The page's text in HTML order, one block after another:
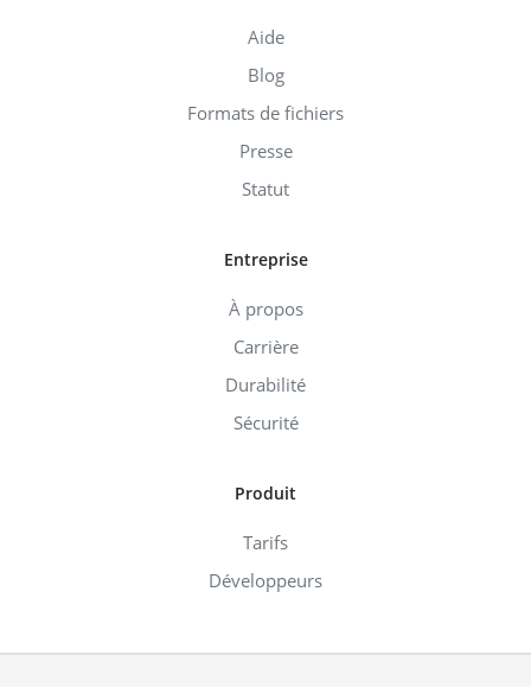
Aide
Blog
Formats de fichiers
Presse
Statut
Entreprise
À propos
Carrière
Durabilité
Sécurité
Produit
Tarifs
Développeurs